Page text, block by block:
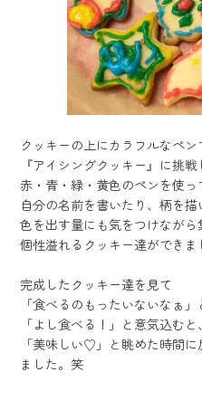
クッキーの上にカラフルなペ
『アイシングクッキー』に挑戦
赤・青・緑・黄色のペンを使っ
自分の名前を書いたり、柄を描
色を出す量にも気をつけながら
個性溢れるクッキー達ができま
完成したクッキー達を見て
「食べるのもったいないなぁ
「よし食べる！」と意気込むと、
「美味しい♡」と眺めた時間
ました。笑